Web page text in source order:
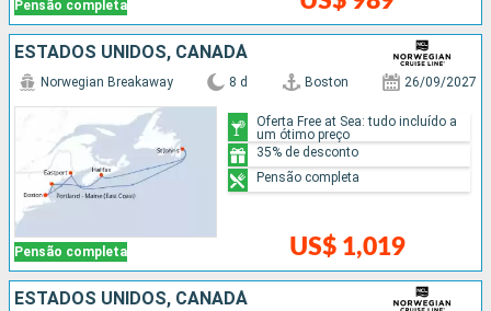
Pensão completa
ESTADOS UNIDOS, CANADÁ
Pensão completa
Norwegian Breakaway 8 d Boston 26/09/2027
US$ 1,019
Oferta Free at Sea: tudo incluído a
um ótimo preço
35% de desconto
Pensão completa
ESTADOS UNIDOS, CANADÁ